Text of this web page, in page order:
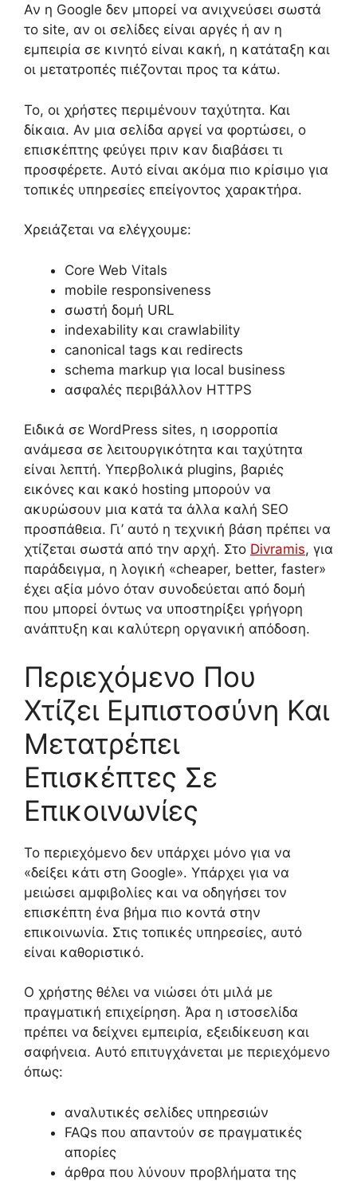
Αν η Google δεν μπορεί να ανιχνεύσει σωστά
το site, αν οι σελίδες είναι αργές ή αν η
εμπειρία σε κινητό είναι κακή, η κατάταξη και
οι μετατροπές πιέζονται προς τα κάτω.
Το, οι χρήστες περιμένουν ταχύτητα. Και
δίκαια. Αν μια σελίδα αργεί να φορτώσει, ο
επισκέπτης φεύγει πριν καν διαβάσει τι
προσφέρετε. Αυτό είναι ακόμα πιο κρίσιμο για
τοπικές υπηρεσίες επείγοντος χαρακτήρα.
Χρειάζεται να ελέγχουμε:
Core Web Vitals
mobile responsiveness
σωστή δομή URL
indexability και crawlability
canonical tags και redirects
schema markup για local business
ασφαλές περιβάλλον HTTPS
Ειδικά σε WordPress sites, η ισορροπία
ανάμεσα σε λειτουργικότητα και ταχύτητα
είναι λεπτή. Υπερβολικά plugins, βαριές
εικόνες και κακό hosting μπορούν να
ακυρώσουν μια κατά τα άλλα καλή SEO
προσπάθεια. Γι’ αυτό η τεχνική βάση πρέπει να
χτίζεται σωστά από την αρχή. Στο Divramis, για
παράδειγμα, η λογική «cheaper, better, faster»
έχει αξία μόνο όταν συνοδεύεται από δομή
που μπορεί όντως να υποστηρίξει γρήγορη
ανάπτυξη και καλύτερη οργανική απόδοση.
Περιεχόμενο Που
Χτίζει Εμπιστοσύνη Και
Μετατρέπει
Επισκέπτες Σε
Επικοινωνίες
Το περιεχόμενο δεν υπάρχει μόνο για να
«δείξει κάτι στη Google». Υπάρχει για να
μειώσει αμφιβολίες και να οδηγήσει τον
επισκέπτη ένα βήμα πιο κοντά στην
επικοινωνία. Στις τοπικές υπηρεσίες, αυτό
είναι καθοριστικό.
Ο χρήστης θέλει να νιώσει ότι μιλά με
πραγματική επιχείρηση. Άρα η ιστοσελίδα
πρέπει να δείχνει εμπειρία, εξειδίκευση και
σαφήνεια. Αυτό επιτυγχάνεται με περιεχόμενο
όπως:
αναλυτικές σελίδες υπηρεσιών
FAQs που απαντούν σε πραγματικές
απορίες
άρθρα που λύνουν προβλήματα της